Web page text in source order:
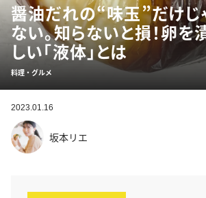
醤油だれの“味玉”だけじ
ない。知らないと損！卵を
しい「液体」とは
料理・グルメ
2023.01.16
坂本リエ